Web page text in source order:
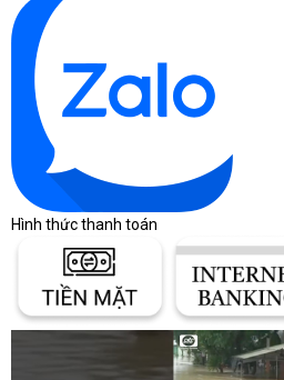
Hình thức thanh toán